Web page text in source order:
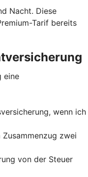
Nacht. Diese
Tarif bereits
eine
wenn ich
zwei
von der Steuer